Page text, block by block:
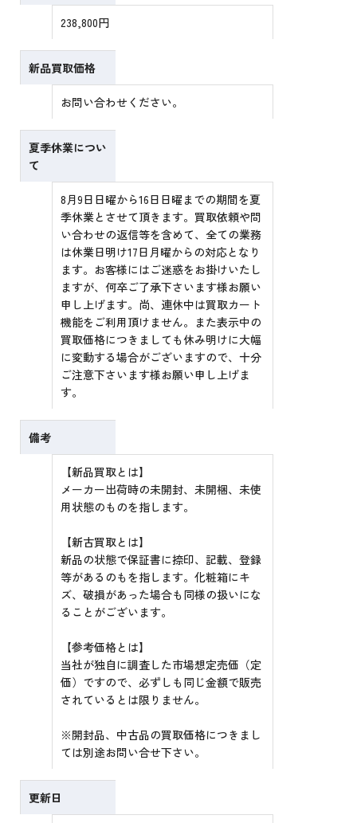
238,800円
新品買取価格
お問い合わせください。
夏季休業につい
て
8月9日日曜から16日日曜までの期間を夏
季休業とさせて頂きます。買取依頼や問
い合わせの返信等を含めて、全ての業務
は休業日明け17日月曜からの対応となり
ます。お客様にはご迷惑をお掛けいたし
ますが、何卒ご了承下さいます様お願い
申し上げます。尚、連休中は買取カート
機能をご利用頂けません。また表示中の
買取価格につきましても休み明けに大幅
に変動する場合がございますので、十分
ご注意下さいます様お願い申し上げま
す。
備考
【新品買取とは】
メーカー出荷時の未開封、未開梱、未使
用状態のものを指します。
【新古買取とは】
新品の状態で保証書に捺印、記載、登録
等があるのもを指します。化粧箱にキ
ズ、破損があった場合も同様の扱いにな
ることがございます。
【参考価格とは】
当社が独自に調査した市場想定売価（定
価）ですので、必ずしも同じ金額で販売
されているとは限りません。
※開封品、中古品の買取価格につきまし
ては別途お問い合せ下さい。
更新日